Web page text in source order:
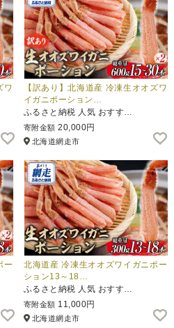
Q&A
ワ
【訳あり】北海道産 冷凍生オオズワ
イガニポーション…
ふるさと納税 人気 おすす…
寄附金額 20,000円
北海道網走市
ー
北海道産 冷凍生オオズワイガニポー
ション13～18…
ふるさと納税 人気 おすす…
寄附金額 11,000円
北海道網走市